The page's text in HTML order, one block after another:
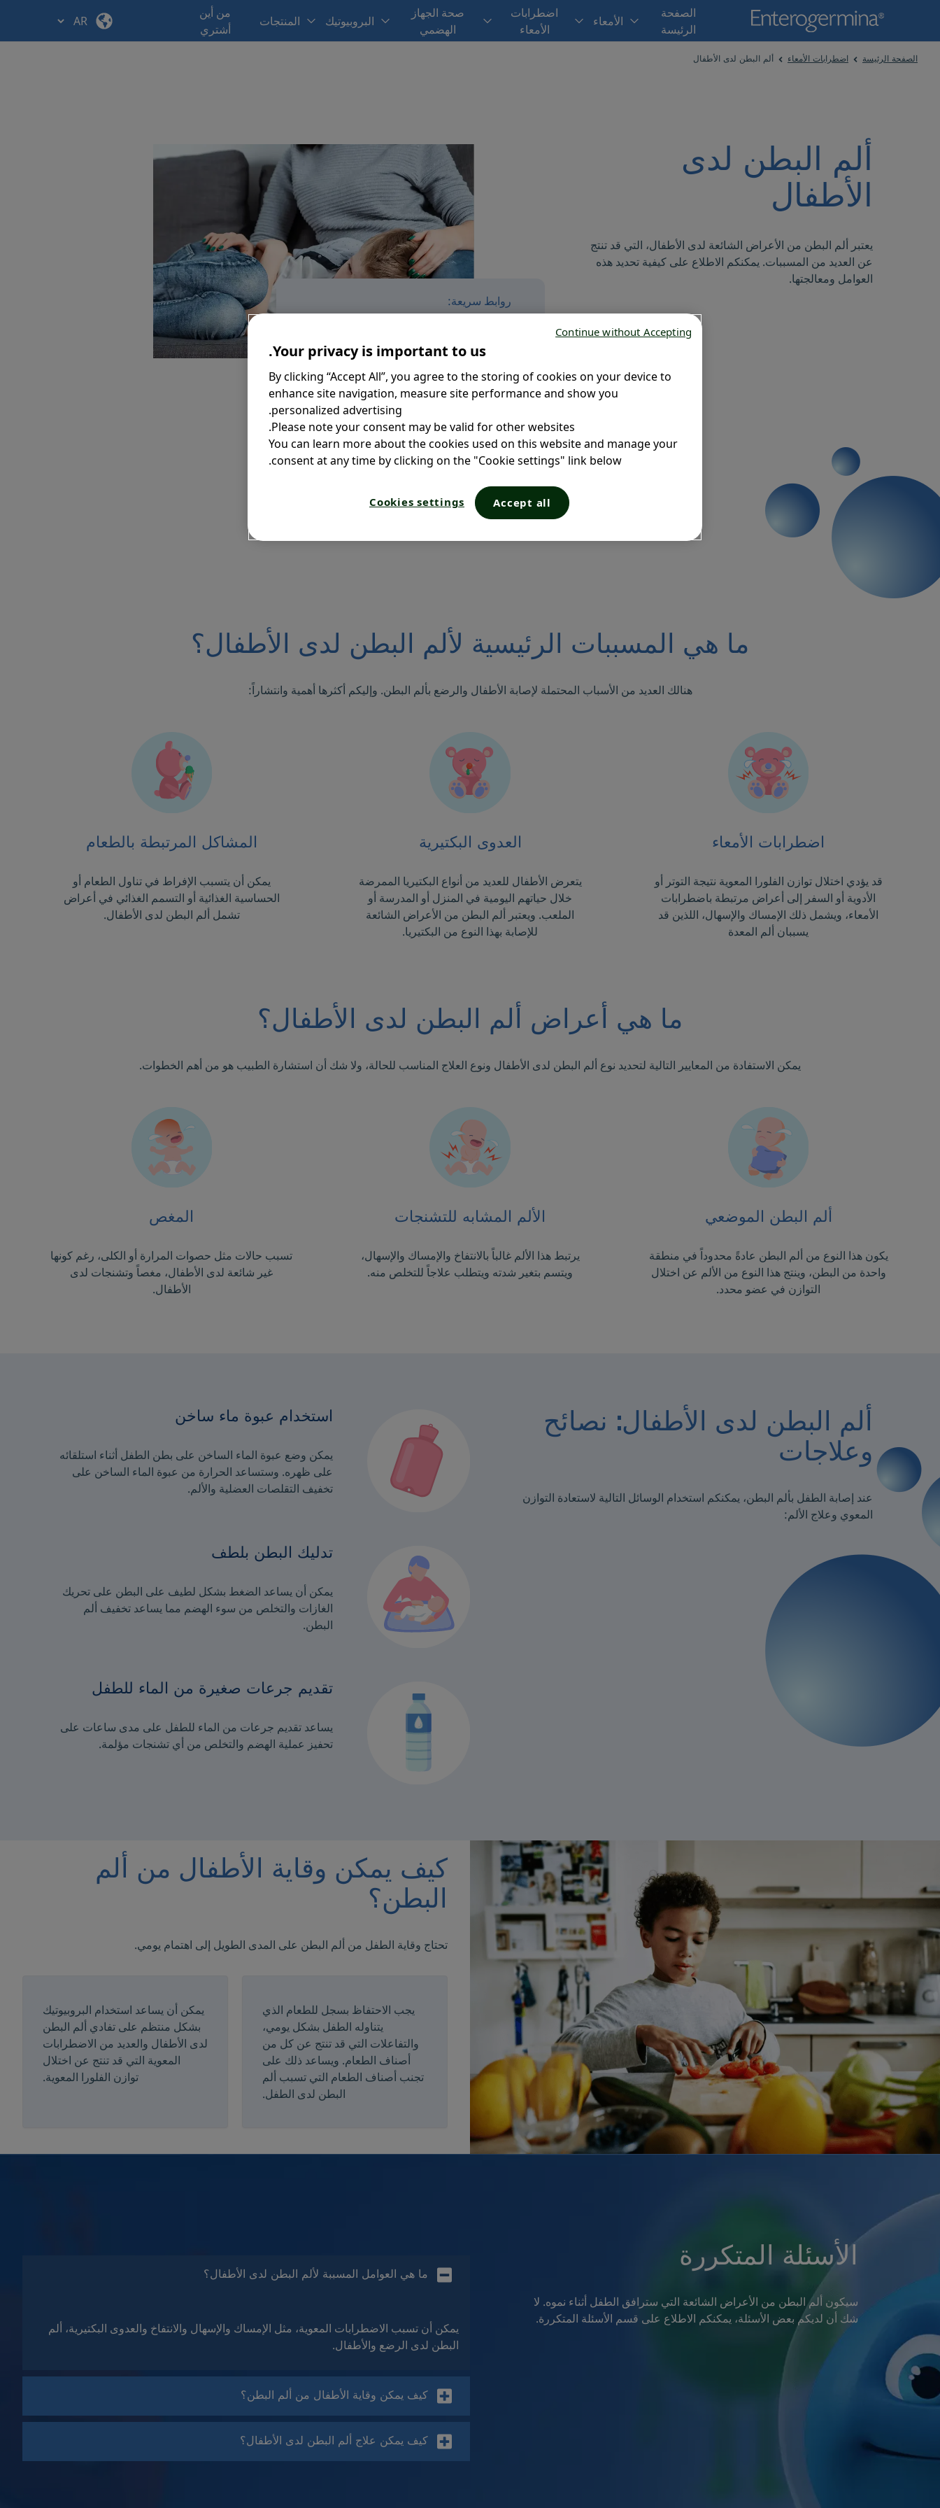
الصفحة
الرئيسة
الأمعاء
اضطرابات
الأمعاء
صحة الجهاز
الهضمي
البروبيوتيك المنتجات
من أين
أشتري
الصفحة الرئيسة اضطرابات الأمعاء ألم البطن لدى الأطفال
ألم البطن لدى
الأطفال
يعتبر ألم البطن من الأعراض الشائعة لدى الأطفال، التي قد تنتج
عن العديد من المسببات. يمكنكم الاطلاع على كيفية تحديد هذه
العوامل ومعالجتها.
روابط سريعة:
ما هي المسببات الرئيسية لألم
ما هي أعراض ألم البطن لدى
ألم البطن لدى الأطفال: نصائح
وعلاجات
الأسئلة المتكررة
ما هي المسببات الرئيسية لألم البطن لدى الأطفال؟
هنالك العديد من الأسباب المحتملة لإصابة الأطفال والرضع بألم البطن. وإليكم أكثرها أهمية وانتشاراً:
اضطرابات الأمعاء
قد يؤدي اختلال توازن الفلورا المعوية نتيجة التوتر أو
الأدوية أو السفر إلى أعراض مرتبطة باضطرابات
الأمعاء، ويشمل ذلك الإمساك والإسهال، اللذين قد
يسببان ألم المعدة
العدوى البكتيرية
يتعرض الأطفال للعديد من أنواع البكتيريا الممرضة
خلال حياتهم اليومية في المنزل أو المدرسة أو
الملعب. ويعتبر ألم البطن من الأعراض الشائعة
للإصابة بهذا النوع من البكتيريا.
المشاكل المرتبطة بالطعام
يمكن أن يتسبب الإفراط في تناول الطعام أو
الحساسية الغذائية أو التسمم الغذائي في أعراض
تشمل ألم البطن لدى الأطفال.
ما هي أعراض ألم البطن لدى الأطفال؟
يمكن الاستفادة من المعايير التالية لتحديد نوع ألم البطن لدى الأطفال ونوع العلاج المناسب للحالة، ولا شك أن استشارة الطبيب هو من أهم الخطوات.
ألم البطن الموضعي
يكون هذا النوع من ألم البطن عادةً محدوداً في منطقة
واحدة من البطن، وينتج هذا النوع من الألم عن اختلال
التوازن في عضو محدد.
الألم المشابه للتشنجات
يرتبط هذا الألم غالباً بالانتفاخ والإمساك والإسهال،
ويتسم بتغير شدته ويتطلب علاجاً للتخلص منه.
المغص
تسبب حالات مثل حصوات المرارة أو الكلى، رغم كونها
غير شائعة لدى الأطفال، مغصاً وتشنجات لدى
الأطفال.
ألم البطن لدى الأطفال: نصائح
وعلاجات
عند إصابة الطفل بألم البطن، يمكنكم استخدام الوسائل التالية لاستعادة التوازن
المعوي وعلاج الألم:
استخدام عبوة ماء ساخن
يمكن وضع عبوة الماء الساخن على بطن الطفل أثناء استلقائه
على ظهره. وستساعد الحرارة من عبوة الماء الساخن على
تخفيف التقلصات العضلية والألم.
تدليك البطن بلطف
يمكن أن يساعد الضغط بشكل لطيف على البطن على تحريك
الغازات والتخلص من سوء الهضم مما يساعد تخفيف ألم
البطن.
تقديم جرعات صغيرة من الماء للطفل
يساعد تقديم جرعات من الماء للطفل على مدى ساعات على
تحفيز عملية الهضم والتخلص من أي تشنجات مؤلمة.
كيف يمكن وقاية الأطفال من ألم
البطن؟
تحتاج وقاية الطفل من ألم البطن على المدى الطويل إلى اهتمام يومي.
يمكن أن يساعد استخدام البروبيوتيك
بشكل منتظم على تفادي ألم البطن
لدى الأطفال والعديد من الاضطرابات
المعوية التي قد تنتج عن اختلال
توازن الفلورا المعوية.
يجب الاحتفاظ بسجل للطعام الذي
يتناوله الطفل بشكل يومي،
والتفاعلات التي قد تنتج عن كل من
أصناف الطعام. ويساعد ذلك على
تجنب أصناف الطعام التي تسبب ألم
البطن لدى الطفل.
الأسئلة المتكررة
سيكون ألم البطن من الأعراض الشائعة التي سترافق الطفل أثناء نموه. لا
شك أن لديكم بعض الأسئلة، يمكنكم الاطلاع على قسم الأسئلة المتكررة.
ما هي العوامل المسببة لألم البطن لدى الأطفال؟
يمكن أن تسبب الاضطرابات المعوية، مثل الإمساك والإسهال والانتفاخ والعدوى البكتيرية، ألم
البطن لدى الرضع والأطفال.
كيف يمكن وقاية الأطفال من ألم البطن؟
كيف يمكن علاج ألم البطن لدى الأطفال؟
Your privacy is important to us.
By clicking “Accept All”, you agree to the storing of cookies on your device to
enhance site navigation, measure site performance and show you
personalized advertising.
Please note your consent may be valid for other websites.
You can learn more about the cookies used on this website and manage your
consent at any time by clicking on the "Cookie settings" link below.
Cookies settings Accept all
Continue without Accepting